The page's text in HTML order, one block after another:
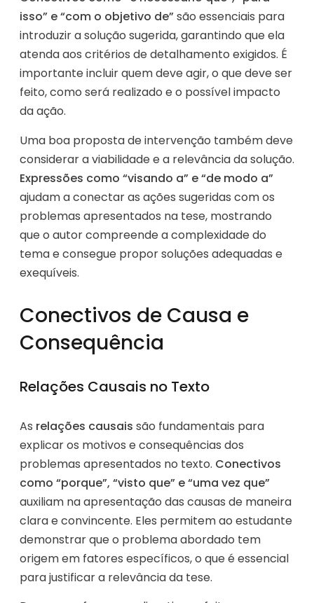
isso” e “com o objetivo de”são essenciais para
introduzir a solução sugerida, garantindo que ela
atenda aos critérios de detalhamento exigidos. É
importante incluir quem deve agir, o que deve ser
feito, como será realizado e o possível impacto
da ação.
Uma boa proposta de intervenção também deve
considerar a viabilidade e a relevância da solução.
Expressões como “visando a” e “de modo a”
ajudam a conectar as ações sugeridas com os
problemas apresentados na tese, mostrando
que o autor compreende a complexidade do
tema e consegue propor soluções adequadas e
exequíveis.
Conectivos de Causa e
Consequência
Relações Causais no Texto
As relações causais são fundamentais para
explicar os motivos e consequências dos
problemas apresentados no texto. Conectivos
como “porque”, “visto que” e “uma vez que”
auxiliam na apresentação das causas de maneira
clara e convincente. Eles permitem ao estudante
demonstrar que o problema abordado tem
origem em fatores específicos, o que é essencial
para justificar a relevância da tese.